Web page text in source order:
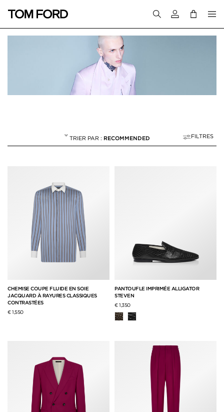
Connectez-
RECOMMENDED FILTRES
CHEMISE COUPE FLUIDE EN SOIE
JACQUARD À RAYURES CLASSIQUES
CONTRASTÉES
€ 1,550
PANTOUFLE IMPRIMÉE ALLIGATOR
STEVEN
€ 1,350